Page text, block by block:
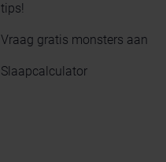
tips!
Vraag gratis monsters aan
Slaapcalculator